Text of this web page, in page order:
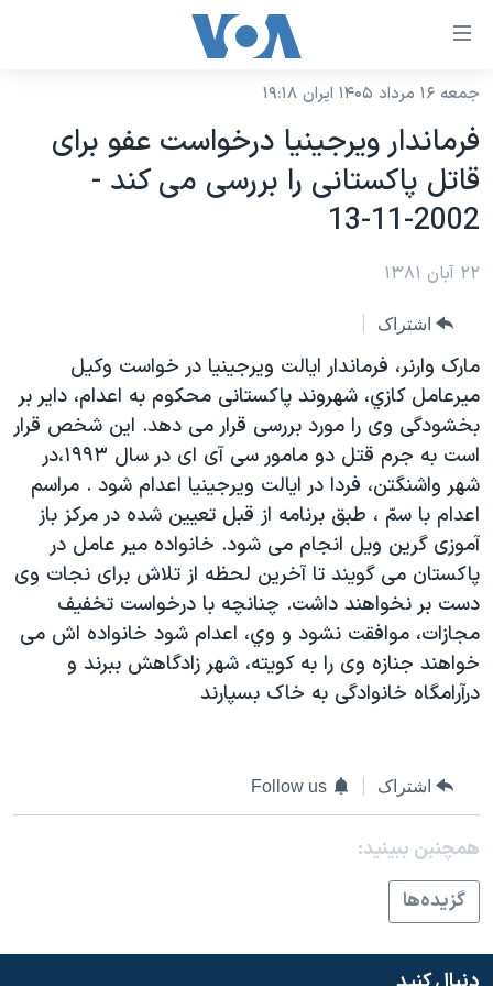
لینکهای
دسترسی
جهش
به
محتوای
اصلی
صفحه
جهش
به
جستجو
نسخه سبک وب‌سایت
موضوع ها
آمریکا
جهان
ورزشی
گزیده‌ها
ویژه برنامه‌ها
ویدیوها
فرهنگ و زندگی
حقوق شهروندی
علم و فناوری
اسرائیل در جنگ
برنامه های تلویزیونی
جدول برنامه ها
صفحه‌های ویژه
جام جهانی ۲۰۲۶
عملیات خشم حماسی
۲۵۰سالگی آمریکا
بایگانی برنامه‌های تلویزیونی
مستندها
انتخابات ریاست جمهوری آمریکا ۲۰۲۴
حمله جمهوری اسلامی به اسرائیل
رمز مهسا
ورزش زنان در ایران
تریبونال مردمی آبان ۹۸
قانون شفافیت دارائی کادر رهبری ایران
فرکانس‌های صدای آمریکا
پخش رادیویی
یادگیری زبان انگلیسی
دنبال کنید
زبانهای مختلف
جمعه ۱۶ مرداد ۱۴۰۵ ایران ۱۹:۱۸
فرماندار ويرجينيا درخواست عفو برای
قاتل پاکستانی را بررسی می کند -
2002-11-13
۲۲ آبان ۱۳۸۱
اشتراک
مارک وارنر، فرماندار ايالت ويرجينيا در خواست وکيل
ميرعامل کازي، شهروند پاکستانی محکوم به اعدام، داير بر
بخشودگی وی را مورد بررسی قرار می دهد. اين شخص قرار
است به جرم قتل دو مامور سی آی ای در سال ۱۹۹۳،در
شهر واشنگتن، فردا در ايالت ويرجينيا اعدام شود . مراسم
اعدام با سمّ ، طبق برنامه از قبل تعيين شده در مرکز باز
آموزی گرين ويل انجام می شود. خانواده مير عامل در
پاکستان می گويند تا آخرين لحظه از تلاش برای نجات وی
دست بر نخواهند داشت. چنانچه با درخواست تخفيف
مجازات، موافقت نشود و وي، اعدام شود خانواده اش می
خواهند جنازه وی را به کويته، شهر زادگاهش ببرند و
درآرامگاه خانوادگی به خاک بسپارند
اشتراک Follow us
همچنبن ببینید:
گزيده‌ها